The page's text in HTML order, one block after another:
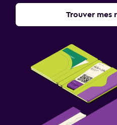
Trouver mes